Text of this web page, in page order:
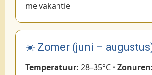
meivakantie
☀️ Zomer (juni –
Temperatuur: 28–35°C • Zonuren: